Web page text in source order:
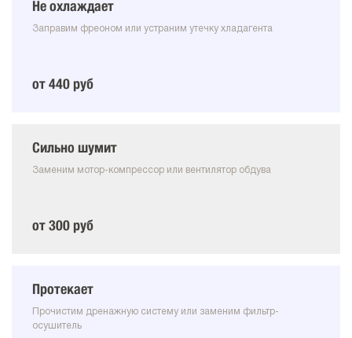
Не охлаждает
Заправим фреоном или устраним утечку хладагента
от 440 руб
Сильно шумит
Заменим мотор-компрессор или вентилятор обдува
от 300 руб
Протекает
Прочистим дренажную систему или заменим фильтр-
осушитель